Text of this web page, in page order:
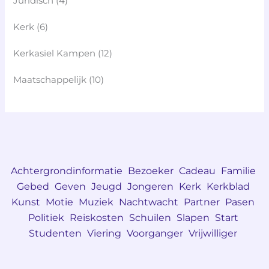
Kerk (6)
Kerkasiel Kampen (12)
Maatschappelijk (10)
Achtergrondinformatie Bezoeker Cadeau Familie
Gebed Geven Jeugd Jongeren Kerk Kerkblad
Kunst Motie Muziek Nachtwacht Partner Pasen
Politiek Reiskosten Schuilen Slapen Start
Studenten Viering Voorganger Vrijwilliger